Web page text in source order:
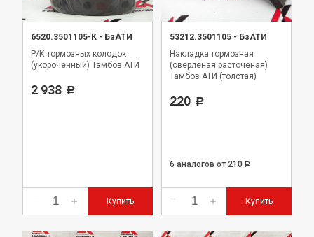
6520.3501105-К - БзАТИ
Р/К тормозных колодок
(укороченный) Тамбов АТИ
2 938 Р
Купить
53212.3501105 - БзАТИ
Накладка тормозная
(сверлёная расточеная)
Тамбов АТИ (толстая)
220 Р
6 аналогов от 210 Р
Купить